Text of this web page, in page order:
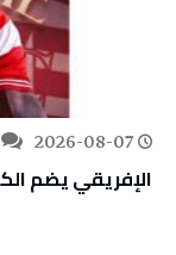
2026-08-07
الإفريقي يضم